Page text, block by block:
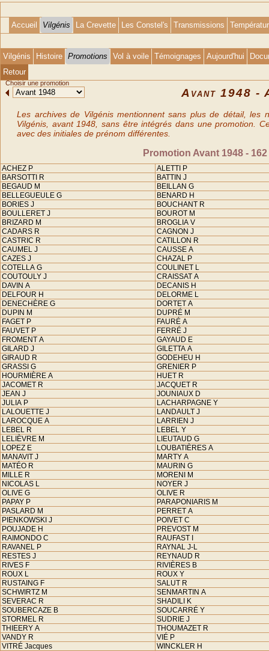
Accueil Vilgénis La Crevette Les Constel's Transmissions
Vilgénis Histoire Promotions Vol à voile Témoignages Aujourd'hui
Retour
Choisir une promotion
Avant 1948 -
Les archives de Vilgénis mentionnent sans plus de détail, les
Vilgénis, avant 1948, sans être intégrés dans une promotion.
avec des initiales de prénom différentes.
Promotion Avant 1948 -
ACHEZ P
ALETTI P
BARSOTTI R
BATTIN J
BEGAUD M
BEILLAN G
BELLEGUEULE G
BENARD H
BORIES J
BOUCHANT R
BOULLERET J
BOUROT M
BRIZARD M
BROGLIA V
CADARS R
CAGNON J
CASTRIC R
CATILLON R
CAUMEL J
CAUSSE A
CAZES J
CHAZAL P
COTELLA G
COULINET L
COUTOULY J
CRAISSAT A
DAVIN A
DECANIS H
DELFOUR H
DELORME L
DENECHÈRE G
DORTET A
DUPIN M
DUPRÉ M
FAGET P
FAURÉ A
FAUVET P
FERRÉ J
FROMENT A
GAYAUD E
GILARD J
GILETTA A
GIRAUD R
GODEHEU H
GRASSI G
GRENIER P
HOURMIÈRE A
HUET R
JACOMET R
JACQUET R
JEAN J
JOUNIAUX D
JULIA P
LACHARPAGNE Y
LALOUETTE J
LANDAULT J
LAROCQUE A
LARRIEN J
LEBEL R
LEBEL Y
LELIÈVRE M
LIEUTAUD G
LOPEZ E
LOUBATIÈRES A
MANAVIT J
MARTY A
MATÉO R
MAURIN G
MILLE R
MORENI M
NICOLAS L
NOYER J
OLIVE G
OLIVE R
PAPAY P
PARAPONIARIS M
PASLARD M
PERRET A
PIENKOWSKI J
POIVET C
POUJADE H
PREVOST M
RAIMONDO C
RAUFAST I
RAVANEL P
RAYNAL J-L
RESTES J
REYNAUD R
RIVES F
RIVIÈRES B
ROUX L
ROUX Y
RUSTAING F
SALUT R
SCHWIRTZ M
SENMARTIN A
SEVERAC R
SHADILI K
SOUBERCAZE B
SOUCARRÉ Y
STORMEL R
SUDRIE J
THIEERY A
THOUMAZET R
VANDY R
VIÉ P
VITRÉ Jacques
WINCKLER H